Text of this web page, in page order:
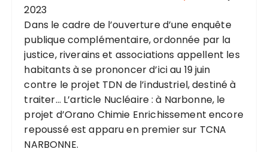
2023
Dans le cadre de l’ouverture d’une enquête
publique complémentaire, ordonnée par la
justice, riverains et associations appellent les
habitants à se prononcer d’ici au 19 juin
contre le projet TDN de l’industriel, destiné à
traiter... L’article Nucléaire : à Narbonne, le
projet d’Orano Chimie Enrichissement encore
repoussé est apparu en premier sur TCNA
NARBONNE.